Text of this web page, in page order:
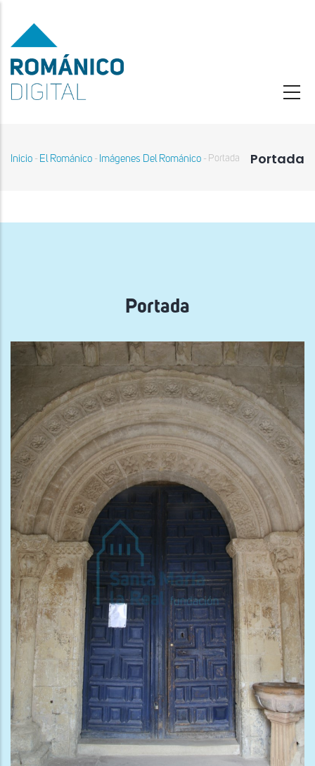
contenido
principal
Portada
Sobrescribir
navegación
Inicio - El Románico - Imágenes Del Románico - Portada
Portada